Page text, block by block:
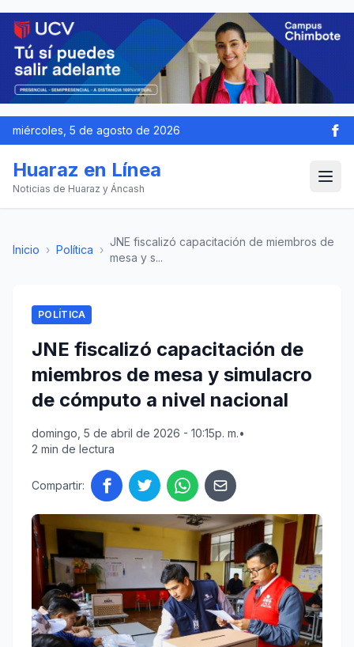
miércoles, 5 de agosto de 2026
Huaraz en Línea
Noticias de Huaraz y Áncash
Inicio › Política ›
JNE fiscalizó capacitación de miembros de
mesa y s...
POLÍTICA
JNE fiscalizó capacitación de
miembros de mesa y simulacro
de cómputo a nivel nacional
domingo, 5 de abril de 2026 - 10:15p. m.•
2 min de lectura
Compartir: